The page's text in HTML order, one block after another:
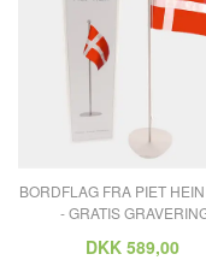
BORDFLAG FRA PIET
- GRATIS
DKK 589,00